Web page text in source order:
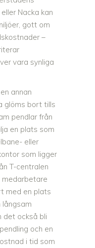
Nacka kan
gott om
–
vara synliga
annan
glöms bort tills
pendlar från
en plats som
eller
som ligger
T-centralen
medarbetare
med en plats
det också bli
och en
i tid som